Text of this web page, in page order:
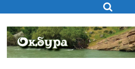
to
content